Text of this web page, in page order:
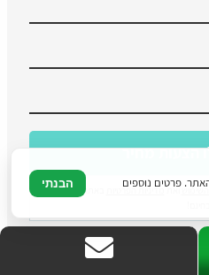
ואת מדיניות הפרטיות
באתר. השירות ניתן
אלינו כעת:
פרטים נוספים
הבנתי